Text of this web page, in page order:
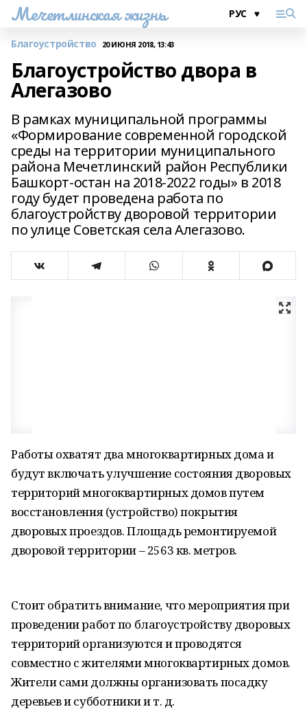
Мечетлинская жизнь
Благоустройство 20 ИЮНЯ 2018, 13:43
Благоустройство двора в
Алегазово
В рамках муниципальной программы
«Формирование современной городской
среды на территории муниципального
района Мечетлинский район Республики
Башкорт-остан на 2018-2022 годы» в 2018
году будет проведена работа по
благоустройству дворовой территории
по улице Советская села Алегазово.
Работы охватят два многоквартирных дома и
будут включать улучшение состояния дворовых
территорий многоквартирных домов путем
восстановления (устройство) покрытия
дворовых проездов. Площадь ремонтируемой
дворовой территории – 2563 кв. метров.
Стоит обратить внимание, что мероприятия при
проведении работ по благоустройству дворовых
территорий организуются и проводятся
совместно с жителями многоквартирных домов.
Жители сами должны организовать посадку
деревьев и субботники и т. д.